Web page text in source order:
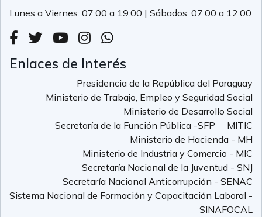
Lunes a Viernes: 07:00 a 19:00 | Sábados: 07:00 a 12:00
Enlaces de Interés
Presidencia de la República del Paraguay
Ministerio de Trabajo, Empleo y Seguridad Social
Ministerio de Desarrollo Social
Secretaría de la Función Pública -SFP
MITIC
Ministerio de Hacienda - MH
Ministerio de Industria y Comercio - MIC
Secretaría Nacional de la Juventud - SNJ
Secretaría Nacional Anticorrupción - SENAC
Sistema Nacional de Formación y Capacitación Laboral -
SINAFOCAL